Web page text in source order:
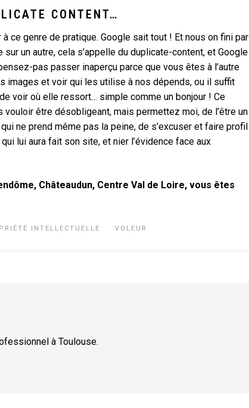
CONTENT…
ce genre de pratique. Google sait tout ! Et nous on fini par
un autre, cela s’appelle du duplicate-content, et Google
pas passer inaperçu parce que vous êtes à l’autre
images et voir qui les utilise à nos dépends, ou il suffit
voir où elle ressort… simple comme un bonjour ! Ce
vouloir être désobligeant, mais permettez moi, de l’être un
ne prend même pas la peine, de s’excuser et faire profil
lui aura fait son site, et nier l’évidence face aux
Châteaudun, Centre Val de Loire, vous êtes
INTELLECTUELLE VOLEUR
à Toulouse.